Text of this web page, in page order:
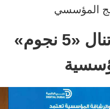
المؤسسي
«دبي الرقمية» تنال «5 نجوم»